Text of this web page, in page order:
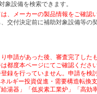
象設備を検索できます。
、メーカーの製品情報をご確認
交付決定前に補助対象設備等の
申請があった後、審査完了した
都度本ページにてご確認くださ
録を行っていません。申請を検
ルギー投資促進・需要構造転換
湯器」「低炭素工業炉」「高